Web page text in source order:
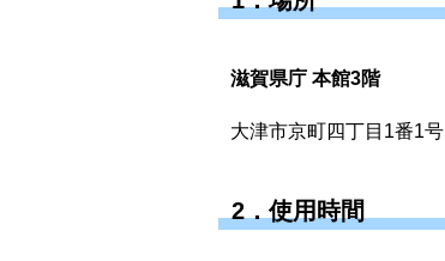
滋賀県庁 本館3階
大津市京町四丁目1番1号
2．使用時間